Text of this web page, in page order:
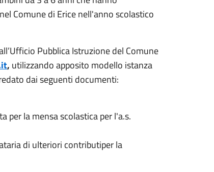
Comune di Erice nell'anno scolastico
Pubblica Istruzione del Comune
, utilizzando apposito modello istanza
dai seguenti documenti:
per la mensa scolastica per l'a.s.
di ulteriori contributiper la